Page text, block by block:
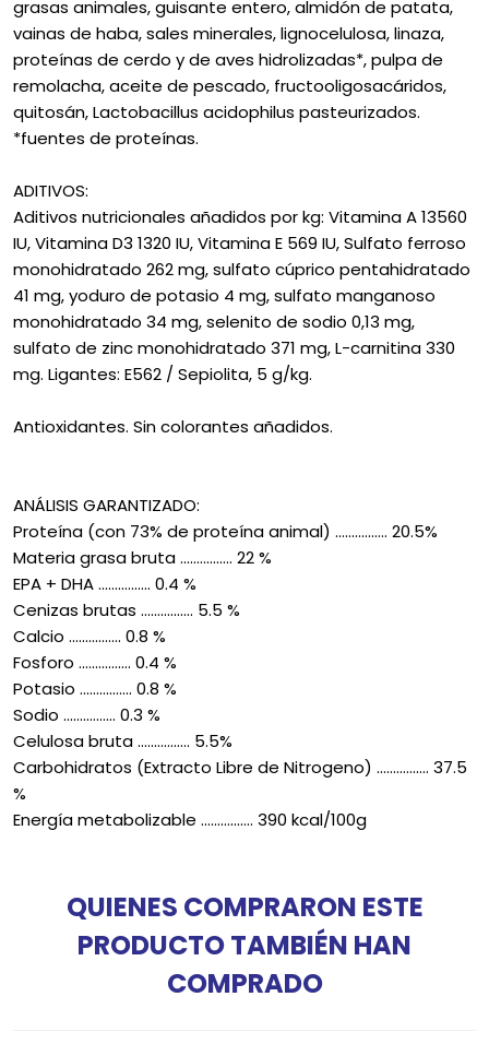
grasas animales, guisante entero, almidón de patata,
vainas de haba, sales minerales, lignocelulosa, linaza,
proteínas de cerdo y de aves hidrolizadas*, pulpa de
remolacha, aceite de pescado, fructooligosacáridos,
quitosán, Lactobacillus acidophilus pasteurizados.
*fuentes de proteínas.
ADITIVOS:
Aditivos nutricionales añadidos por kg: Vitamina A 13560
IU, Vitamina D3 1320 IU, Vitamina E 569 IU, Sulfato ferroso
monohidratado 262 mg, sulfato cúprico pentahidratado
41 mg, yoduro de potasio 4 mg, sulfato manganoso
monohidratado 34 mg, selenito de sodio 0,13 mg,
sulfato de zinc monohidratado 371 mg, L-carnitina 330
mg. Ligantes: E562 / Sepiolita, 5 g/kg.
Antioxidantes. Sin colorantes añadidos.
ANÁLISIS GARANTIZADO:
Proteína (con 73% de proteína animal) ................ 20.5%
Materia grasa bruta ................ 22 %
EPA + DHA ................ 0.4 %
Cenizas brutas ................ 5.5 %
Calcio ................ 0.8 %
Fosforo ................ 0.4 %
Potasio ................ 0.8 %
Sodio ................ 0.3 %
Celulosa bruta ................ 5.5%
Carbohidratos (Extracto Libre de Nitrogeno) ................ 37.5
%
Energía metabolizable ................ 390 kcal/100g
QUIENES COMPRARON ESTE
PRODUCTO TAMBIÉN HAN
COMPRADO